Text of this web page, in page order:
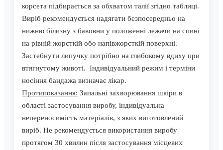
корсета пiдбирається за обхватом талiї згiдно таблицi.
Вирiб рекомендується надягати безпосередньо на
нижню білизну з бавовни у положеннi лежачи на спинi
на рiвнiй жорсткiй обо напiвжорсткiй поверхнi.
Застебнути липучку потрiбно на глибокому вдиху при
втягнутому животi. Індивідуальний режим і терміни
носіння бандажа визначає лікар.
Протипоказання: Запальні захворювання шкіри в
області застосування виробу, індивідуальна
непереносимість матеріалів, з яких виготовлений
виріб. Не рекомендується використання виробу
протягом 30 хвилин після застосування місцевих